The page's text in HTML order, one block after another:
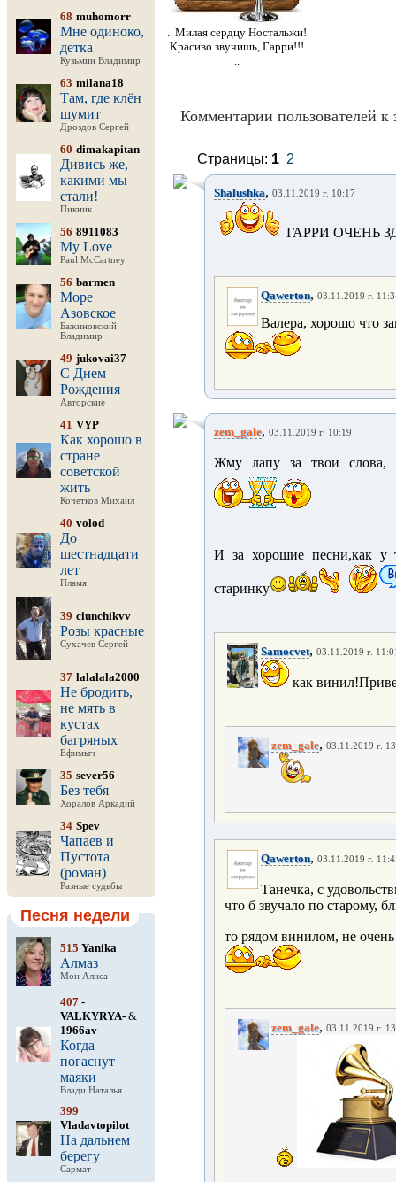
68 muhomorr
Мне одиноко,
детка
Кузьмин Владимир
63 milana18
Там, где клён
шумит
Дроздов Сергей
60 dimakapitan
Дивись же,
какими мы
стали!
Пикник
56 8911083
My Love
Paul McCartney
56 barmen
Море
Азовское
Бажиновский
Владимир
49 jukovai37
С Днем
Рождения
Авторские
41 VYP
Как хорошо в
стране
советской
жить
Кочетков Михаил
40 volod
До
шестнадцати
лет
Пламя
39 ciunchikvv
Розы красные
Сухачев Сергей
37 lalalala2000
Не бродить,
не мять в
кустах
багряных
Ефимыч
35 sever56
Без тебя
Хоралов Аркадий
34 Spev
Чапаев и
Пустота
(роман)
Разные судьбы
Песня недели
515 Yanika
Алмаз
Мон Алиса
407 -
VALKYRYA- &
1966av
Когда
погаснут
маяки
Влади Наталья
399
Vladavtopilot
На дальнем
берегу
Сармат
.. Милая сердцу Ностальжи!
Красиво звучишь, Гарри!!!
..
Комментарии пользователей к
Страницы: 1 2
Shalushka, 03.11.2019 г. 10:17
ГАРРИ ОЧЕНЬ
Qawerton, 03.11.2019 г.
Валера, хорошо что
zem_gale, 03.11.2019 г. 10:19
Жму лапу за твои слова,
И за хорошие песни,как у
старинку
Samocvet, 03.11.2019 г.
как
zem_gale, 03.11.2019 г.
Qawerton, 03.11.2019 г.
Танечка, с
что б звучало по старому,
то рядом винилом, не
zem_gale, 03.11.2019 г.